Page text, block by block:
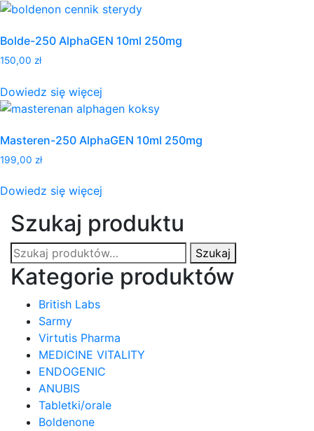
Bolde-250 AlphaGEN 10ml 250mg
150,00 zł
Dowiedz się więcej
Masteren-250 AlphaGEN 10ml 250mg
199,00 zł
Dowiedz się więcej
Szukaj produktu
Szukaj: Szukaj
Kategorie produktów
British Labs
Sarmy
Virtutis Pharma
MEDICINE VITALITY
ENDOGENIC
ANUBIS
Tabletki/orale
Boldenone